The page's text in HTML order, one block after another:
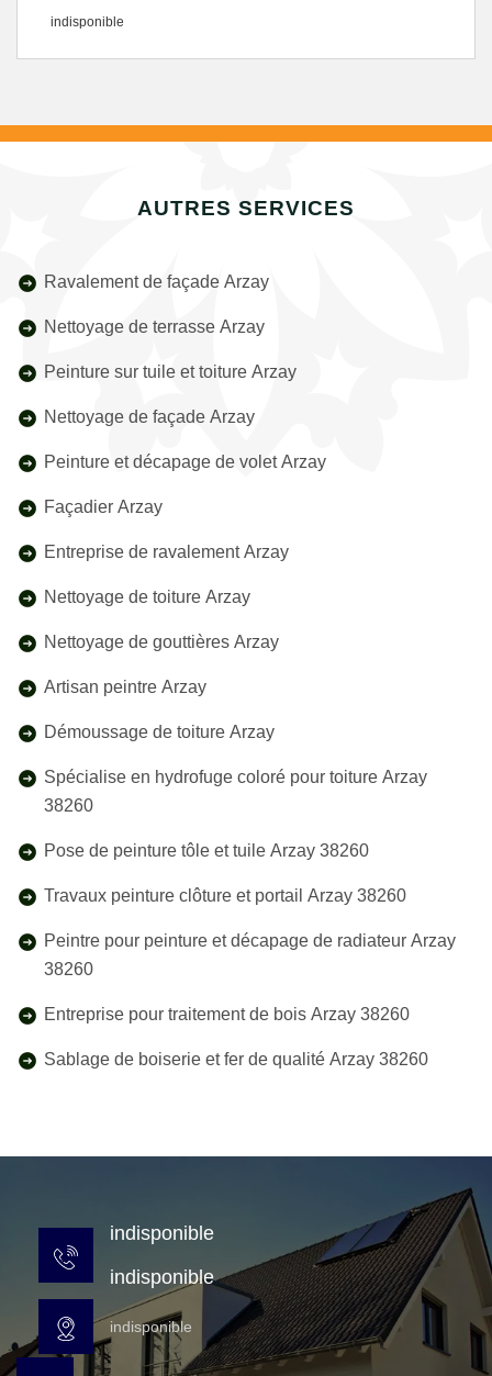
indisponible
AUTRES SERVICES
Ravalement de façade Arzay
Nettoyage de terrasse Arzay
Peinture sur tuile et toiture Arzay
Nettoyage de façade Arzay
Peinture et décapage de volet Arzay
Façadier Arzay
Entreprise de ravalement Arzay
Nettoyage de toiture Arzay
Nettoyage de gouttières Arzay
Artisan peintre Arzay
Démoussage de toiture Arzay
Spécialise en hydrofuge coloré pour toiture Arzay
38260
Pose de peinture tôle et tuile Arzay 38260
Travaux peinture clôture et portail Arzay 38260
Peintre pour peinture et décapage de radiateur Arzay
38260
Entreprise pour traitement de bois Arzay 38260
Sablage de boiserie et fer de qualité Arzay 38260
indisponible
indisponible
indisponible